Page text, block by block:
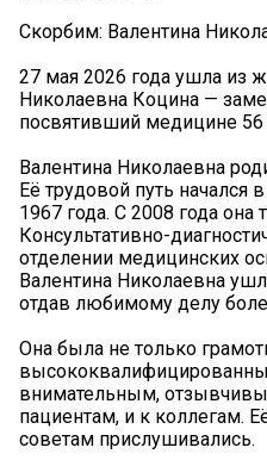
Скорбим: Валентина
27 мая 2026 года ушла из
Николаевна Коцина —
посвятивший медицине 56
Валентина Николаевна
Её трудовой путь
1967 года. С 2008 года она
Консультативно-
отделении медицинских
Валентина Николаевна
отдав любимому делу
Она была не только
внимательным,
пациентам, и к коллегам.
советам прислушивались.